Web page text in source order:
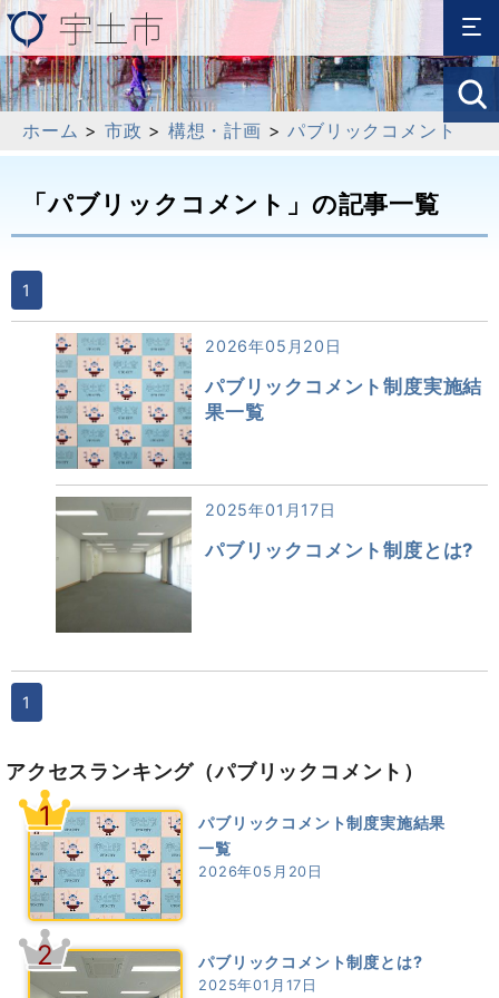
ホーム > 市政 > 構想・計画 >パブリックコメント
「パブリックコメント」の記事一覧
1
2026年05月20日
パブリックコメント制度実施結
果一覧
2025年01月17日
パブリックコメント制度とは?
1
アクセスランキング （パブリックコメント）
1
パブリックコメント制度実施結果
一覧
2026年05月20日
2 パブリックコメント制度とは?
2025年01月17日